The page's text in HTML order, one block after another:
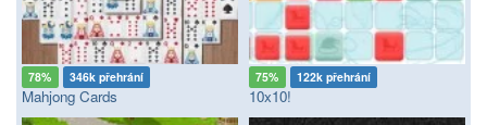
78% 346k přehrání
Mahjong Cards
75% 122k přehrání
10x10!